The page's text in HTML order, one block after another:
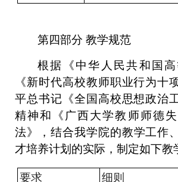
第四部分 教学规范
根据《中华人民共和国高
《新时代高校教师职业行为十
平总书记 《全国高校思想政治
精神和《广西大学教师师德
法》
， 结合我学院的教学工作
才培养计划的实际，制定如下教
要求 细则